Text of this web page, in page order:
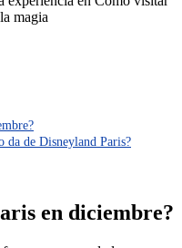
da de Disneyland Paris?
en diciembre?